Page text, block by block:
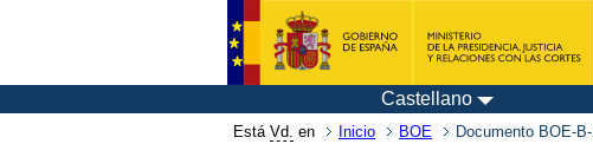
Castellano
Está Vd. en Inicio BOE Documento BOE-